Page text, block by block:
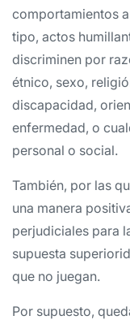
comportamientos
tipo, actos
discriminen por
étnico, sexo,
discapacidad,
enfermedad, o
personal o social.
También, por las
una manera
perjudiciales para
supuesta
que no juegan.
Por supuesto,